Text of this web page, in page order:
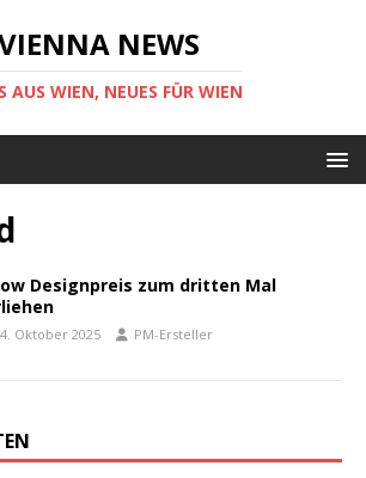
NEWS
AUS WIEN, NEUES FÜR WIEN
Designpreis zum dritten Mal
Oktober 2025 PM-Ersteller